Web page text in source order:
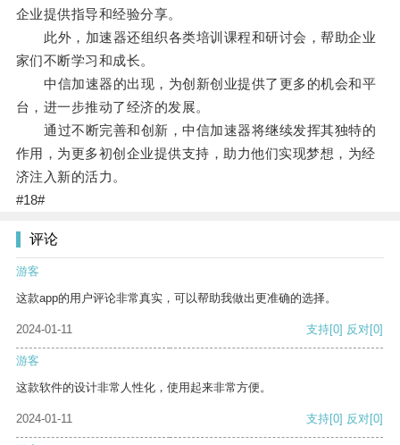
企业提供指导和经验分享。
此外，加速器还组织各类培训课程和研讨会，帮助企业
家们不断学习和成长。
中信加速器的出现，为创新创业提供了更多的机会和平
台，进一步推动了经济的发展。
通过不断完善和创新，中信加速器将继续发挥其独特的
作用，为更多初创企业提供支持，助力他们实现梦想，为经
济注入新的活力。
#18#
评论
游客
这款app的用户评论非常真实，可以帮助我做出更准确的选择。
2024-01-11 支持[0] 反对[0]
游客
这款软件的设计非常人性化，使用起来非常方便。
2024-01-11 支持[0] 反对[0]